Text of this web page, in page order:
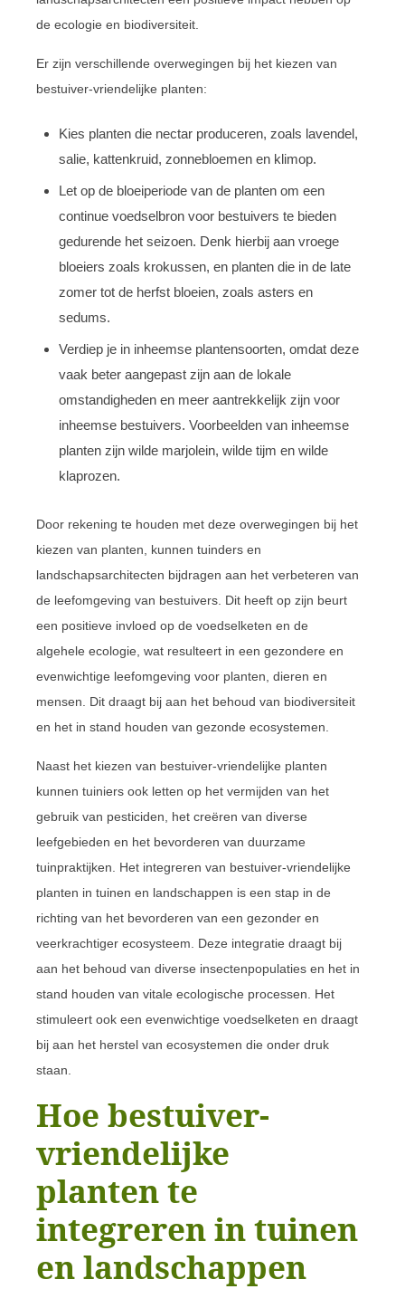
de ecologie en biodiversiteit.
Er zijn verschillende overwegingen bij het kiezen van
bestuiver-vriendelijke planten:
Kies planten die nectar produceren, zoals lavendel,
salie, kattenkruid, zonnebloemen en klimop.
Let op de bloeiperiode van de planten om een
continue voedselbron voor bestuivers te bieden
gedurende het seizoen. Denk hierbij aan vroege
bloeiers zoals krokussen, en planten die in de late
zomer tot de herfst bloeien, zoals asters en
sedums.
Verdiep je in inheemse plantensoorten, omdat deze
vaak beter aangepast zijn aan de lokale
omstandigheden en meer aantrekkelijk zijn voor
inheemse bestuivers. Voorbeelden van inheemse
planten zijn wilde marjolein, wilde tijm en wilde
klaprozen.
Door rekening te houden met deze overwegingen bij het
kiezen van planten, kunnen tuinders en
landschapsarchitecten bijdragen aan het verbeteren van
de leefomgeving van bestuivers. Dit heeft op zijn beurt
een positieve invloed op de voedselketen en de
algehele ecologie, wat resulteert in een gezondere en
evenwichtige leefomgeving voor planten, dieren en
mensen. Dit draagt bij aan het behoud van biodiversiteit
en het in stand houden van gezonde ecosystemen.
Naast het kiezen van bestuiver-vriendelijke planten
kunnen tuiniers ook letten op het vermijden van het
gebruik van pesticiden, het creëren van diverse
leefgebieden en het bevorderen van duurzame
tuinpraktijken. Het integreren van bestuiver-vriendelijke
planten in tuinen en landschappen is een stap in de
richting van het bevorderen van een gezonder en
veerkrachtiger ecosysteem. Deze integratie draagt bij
aan het behoud van diverse insectenpopulaties en het in
stand houden van vitale ecologische processen. Het
stimuleert ook een evenwichtige voedselketen en draagt
bij aan het herstel van ecosystemen die onder druk
staan.
Hoe bestuiver-
vriendelijke
planten te
integreren in tuinen
en landschappen